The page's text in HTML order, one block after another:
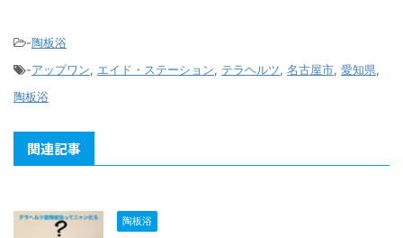
-陶板浴
-アップワン, エイド・ステーション, テラヘルツ, 名古屋市, 愛知県,
陶板浴
関連記事
陶板浴